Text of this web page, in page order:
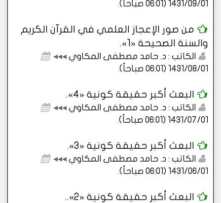
1431/09/01 (06:01 صباحاً)
.
من صور الإعجاز العلمي في القرآن الكريم
والسنة الصحيحة «1».
الكاتب : د. حامد مصطفى المكاوي ◂◂◂
1431/08/01 (06:01 صباحاً)
.
البعث أكبر حقيقة كونية «4».
الكاتب : د. حامد مصطفى المكاوي ◂◂◂
1431/07/01 (06:01 صباحاً)
.
البعث أكبر حقيقة كونية «3».
الكاتب : د. حامد مصطفى المكاوي ◂◂◂
1431/06/01 (06:01 صباحاً)
.
البعث أكبر حقيقة كونية «2»..